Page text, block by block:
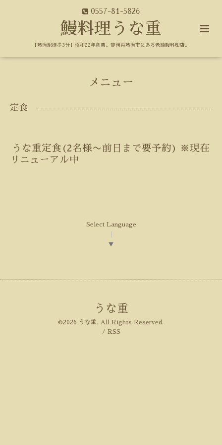
0557-81-5826
鰻料理うな重
【熱海駅徒歩3分】昭和22年創業。静岡県熱海市にある老舗鰻料理店。
メニュー
定食
うな重定食(2名様〜前日まで要予約) ※現在
リニューアル中
Select Language
▼
うな重
©2026 うな重. All Rights Reserved.
/ RSS